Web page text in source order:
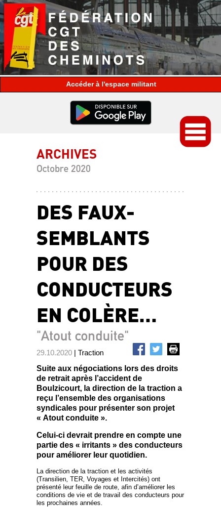
espace militant
ARCHIVES
Octobre 2020
DES FAUX-
SEMBLANTS
POUR DES
CONDUCTEURS
EN COLÈRE…
"Atout conduite"
29.10.2020 | Traction
Suite aux négociations lors des droits
de retrait après l’accident de
Boulzicourt, la direction de la traction a
reçu l’ensemble des organisations
syndicales pour présenter son projet
« Atout conduite ».
Celui-ci devrait prendre en compte une
partie des « irritants » des conducteurs
pour améliorer leur quotidien.
La direction de la traction et les activités
(Transilien, TER, Voyages et Intercités) ont
présenté leur feuille de route, afin d’améliorer les
conditions de vie et de travail des conducteurs pour
les prochaines années.